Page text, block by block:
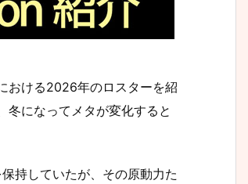
おける2026年のロスターを紹
になってメタが変化すると
持していたが、その原動力た